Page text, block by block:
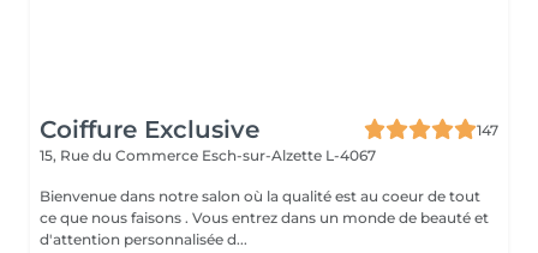
Coiffure Exclusive
147
15, Rue du Commerce Esch-sur-Alzette L-4067
Bienvenue dans notre salon où la qualité est au coeur de tout
ce que nous faisons . Vous entrez dans un monde de beauté et
d'attention personnalisée d...